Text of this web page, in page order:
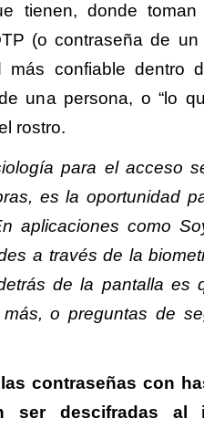
tienen, donde toman
(o contraseña de
confiable dentro
una persona, o “lo
rostro.
para el acceso
es la oportunidad
aplicaciones como
a través de la
de la pantalla es
o preguntas de
las contraseñas con
ser descifradas al